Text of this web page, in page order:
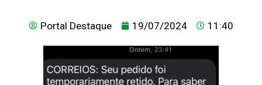
Portal Destaque 19/07/2024 11:40